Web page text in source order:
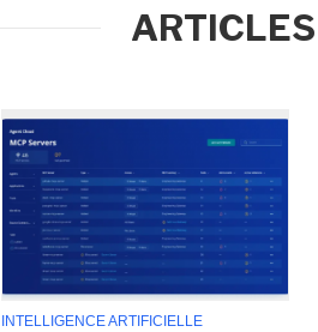
INTELLIGENCE ARTIFICIELLE